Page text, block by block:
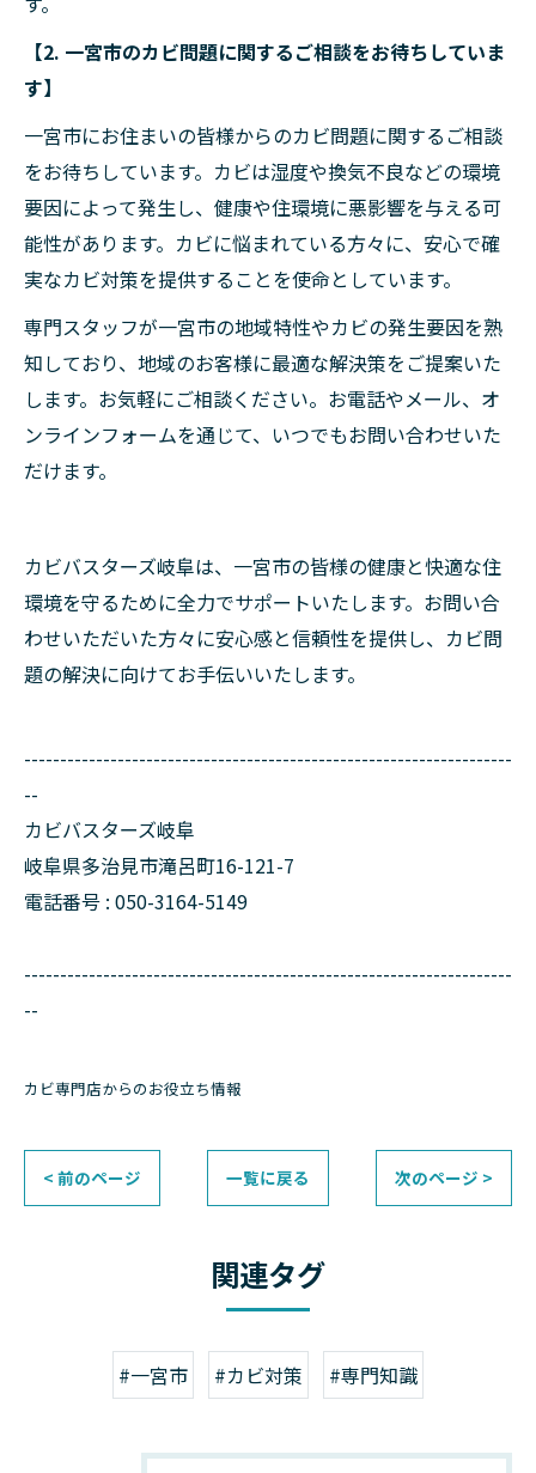
【2. 一宮市のカビ問題に関するご相談をお待ちしていま
す】
一宮市にお住まいの皆様からのカビ問題に関するご相談
をお待ちしています。カビは湿度や換気不良などの環境
要因によって発生し、健康や住環境に悪影響を与える可
能性があります。カビに悩まれている方々に、安心で確
実なカビ対策を提供することを使命としています。
専門スタッフが一宮市の地域特性やカビの発生要因を熟
知しており、地域のお客様に最適な解決策をご提案いた
します。お気軽にご相談ください。お電話やメール、オ
ンラインフォームを通じて、いつでもお問い合わせいた
だけます。
カビバスターズ岐阜は、一宮市の皆様の健康と快適な住
環境を守るために全力でサポートいたします。お問い合
わせいただいた方々に安心感と信頼性を提供し、カビ問
題の解決に向けてお手伝いいたします。
--------------------------------------------------------------------
--
カビバスターズ岐阜
岐阜県多治見市滝呂町16-121-7
電話番号 : 050-3164-5149
--------------------------------------------------------------------
--
カビ専門店からのお役立ち情報
< 前のページ 一覧に戻る 次のページ >
関連タグ
#一宮市 #カビ対策 #専門知識